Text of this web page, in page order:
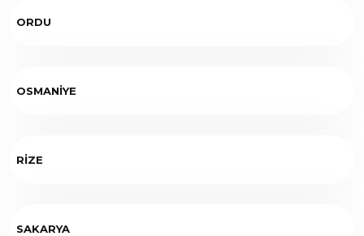
ORDU
OSMANİYE
RİZE
SAKARYA